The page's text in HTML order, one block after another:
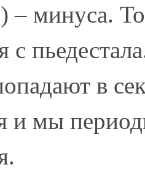
– минуса.
с
в
и мы